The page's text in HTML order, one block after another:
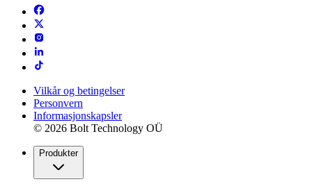
Vilkår og betingelser
Personvern
Informasjonskapsler
© 2026 Bolt Technology OÜ
Produkter